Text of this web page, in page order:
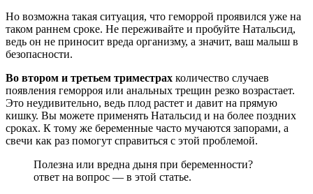
Но возможна такая ситуация, что геморрой проявился уже на
таком раннем сроке. Не переживайте и пробуйте Натальсид,
ведь он не приносит вреда организму, а значит, ваш малыш в
безопасности.
Во втором и третьем триместрах количество случаев
появления геморроя или анальных трещин резко возрастает.
Это неудивительно, ведь плод растет и давит на прямую
кишку. Вы можете применять Натальсид и на более поздних
сроках. К тому же беременные часто мучаются запорами, а
свечи как раз помогут справиться с этой проблемой.
Полезна или вредна дыня при беременности?
ответ на вопрос — в этой статье.